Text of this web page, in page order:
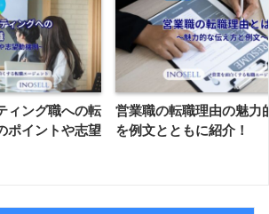
ィング職への転
ポイントや志望
営業職の転職理由の魅力
を例文とともに紹介！